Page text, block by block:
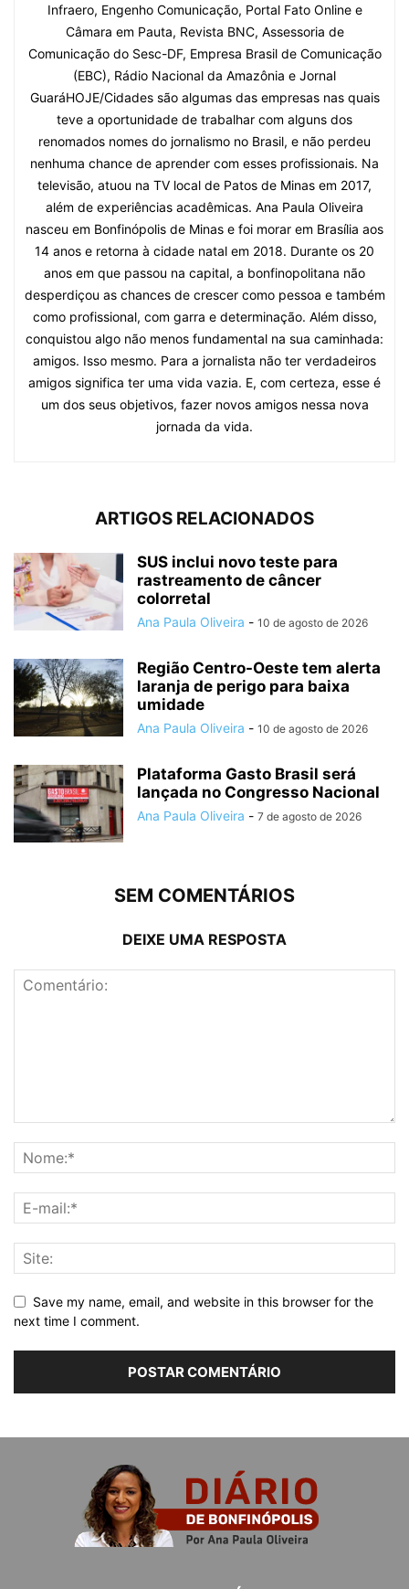
Infraero, Engenho Comunicação, Portal Fato Online e
Câmara em Pauta, Revista BNC, Assessoria de
Comunicação do Sesc-DF, Empresa Brasil de Comunicação
(EBC), Rádio Nacional da Amazônia e Jornal
GuaráHOJE/Cidades são algumas das empresas nas quais
teve a oportunidade de trabalhar com alguns dos
renomados nomes do jornalismo no Brasil, e não perdeu
nenhuma chance de aprender com esses profissionais. Na
televisão, atuou na TV local de Patos de Minas em 2017,
além de experiências acadêmicas. Ana Paula Oliveira
nasceu em Bonfinópolis de Minas e foi morar em Brasília aos
14 anos e retorna à cidade natal em 2018. Durante os 20
anos em que passou na capital, a bonfinopolitana não
desperdiçou as chances de crescer como pessoa e também
como profissional, com garra e determinação. Além disso,
conquistou algo não menos fundamental na sua caminhada:
amigos. Isso mesmo. Para a jornalista não ter verdadeiros
amigos significa ter uma vida vazia. E, com certeza, esse é
um dos seus objetivos, fazer novos amigos nessa nova
jornada da vida.
ARTIGOS RELACIONADOS
SUS inclui novo teste para
rastreamento de câncer
colorretal
Ana Paula Oliveira - 10 de agosto de 2026
Região Centro-Oeste tem alerta
laranja de perigo para baixa
umidade
Ana Paula Oliveira - 10 de agosto de 2026
Plataforma Gasto Brasil será
lançada no Congresso Nacional
Ana Paula Oliveira - 7 de agosto de 2026
SEM COMENTÁRIOS
DEIXE UMA RESPOSTA
Save my name, email, and website in this browser for the
next time I comment.